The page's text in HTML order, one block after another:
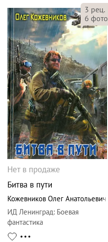
3 рец.
6 фото
Нет в продаже
Битва в пути
Кожевников Олег Анатольевич
ИД Ленинград: Боевая
фантастика